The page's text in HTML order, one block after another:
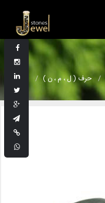
حرف ( ل ، م ، ن ) نفریت